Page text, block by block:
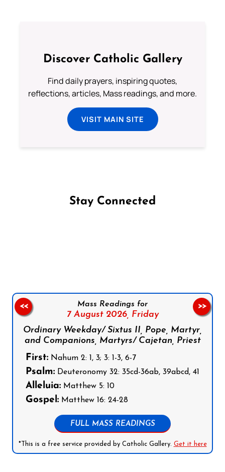
Discover Catholic Gallery
Find daily prayers, inspiring quotes,
reflections, articles, Mass readings, and more.
VISIT MAIN SITE
Stay Connected
Mass Readings for
7 August 2026, Friday
Ordinary Weekday/ Sixtus II, Pope, Martyr,
and Companions, Martyrs/ Cajetan, Priest
First: Nahum 2: 1, 3; 3: 1-3, 6-7
Psalm: Deuteronomy 32: 35cd-36ab, 39abcd, 41
Alleluia: Matthew 5: 10
Gospel: Matthew 16: 24-28
FULL MASS READINGS
*This is a free service provided by Catholic Gallery. Get it here
<< >>